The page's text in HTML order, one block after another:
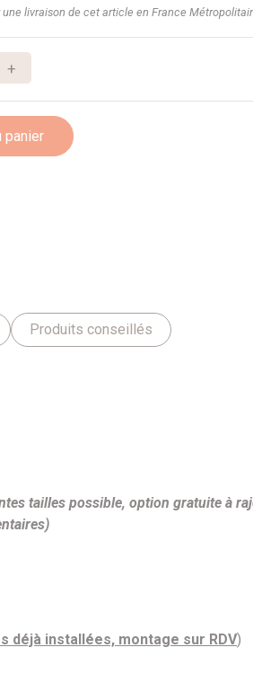
une livraison de cet article en France
+
panier
Produits conseillés
tailles possible, option gratuite à
)
déjà installées, montage sur RDV)